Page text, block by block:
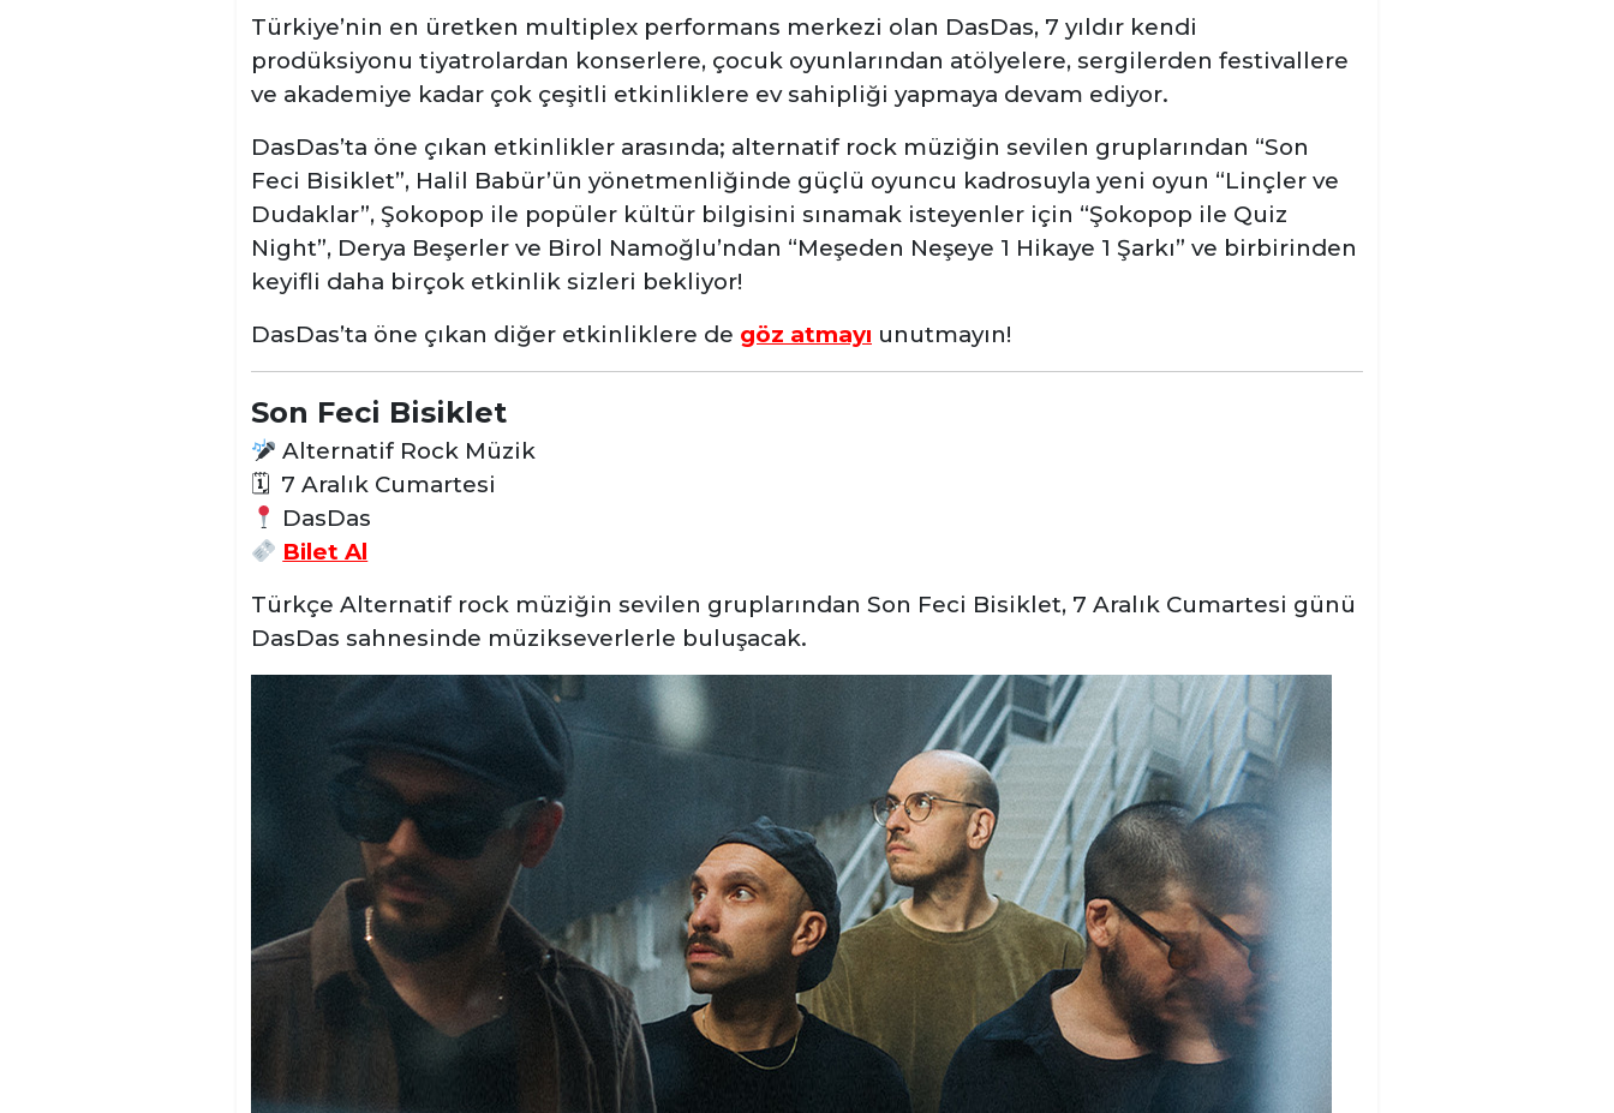
Türkiye’nin en üretken multiplex performans merkezi olan DasDas, 7 yıldır kendi
prodüksiyonu tiyatrolardan konserlere, çocuk oyunlarından atölyelere, sergilerden festivallere
ve akademiye kadar çok çeşitli etkinliklere ev sahipliği yapmaya devam ediyor.
DasDas’ta öne çıkan etkinlikler arasında; alternatif rock müziğin sevilen gruplarından “Son
Feci Bisiklet”, Halil Babür’ün yönetmenliğinde güçlü oyuncu kadrosuyla yeni oyun “Linçler ve
Dudaklar”, Şokopop ile popüler kültür bilgisini sınamak isteyenler için “Şokopop ile Quiz
Night”, Derya Beşerler ve Birol Namoğlu’ndan “Meşeden Neşeye 1 Hikaye 1 Şarkı” ve birbirinden
keyifli daha birçok etkinlik sizleri bekliyor!
DasDas’ta öne çıkan diğer etkinliklere de göz atmayı unutmayın!
Son Feci Bisiklet
Alternatif Rock Müzik
🗓 7 Aralık Cumartesi
DasDas
Bilet Al
Türkçe Alternatif rock müziğin sevilen gruplarından Son Feci Bisiklet, 7 Aralık Cumartesi günü
DasDas sahnesinde müzikseverlerle buluşacak.